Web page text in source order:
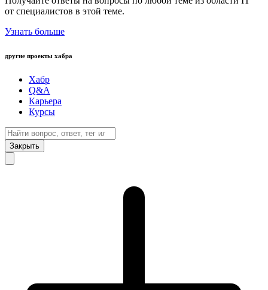
от специалистов в этой теме.
Узнать больше
другие проекты хабра
Хабр
Q&A
Карьера
Курсы
Закрыть